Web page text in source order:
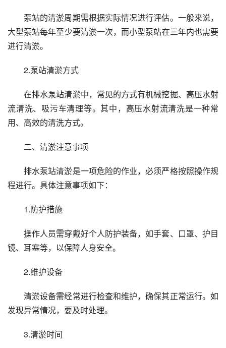
泵站的清淤周期需根据实际情况进行评估。一般来说，
大型泵站每年至少要清淤一次，而小型泵站在三年内也需要
进行清淤。
2.泵站清淤方式
在排水泵站清淤中，常见的方式有机械挖掘、高压水射
流清洗、吸污车清理等。其中，高压水射流清洗是一种常
用、高效的清洗方式。
二、清淤注意事项
排水泵站清淤是一项危险的作业，必须严格按照操作规
程进行。具体注意事项如下：
1.防护措施
操作人员需穿戴好个人防护装备，如手套、口罩、护目
镜、耳塞等，以保障人身安全。
2.维护设备
清淤设备需经常进行检查和维护，确保其正常运行。如
发现异常情况，要及时处理。
3.清淤时间